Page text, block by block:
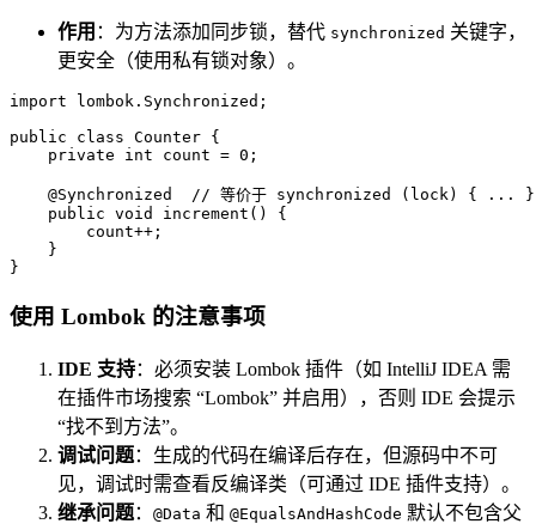
作用 ：为方法添加同步锁，替代 synchronized 关键字，
更安全（使用私有锁对象）。
import lombok.Synchronized;
public
class Counter {
private
int count = 0 ;
@Synchronized
// 等价于 synchronized (lock) { ... }
public void increment ()
{
        count++;
    }
}
使用 Lombok 的注意事项
IDE 支持：必须安装 Lombok 插件（如 IntelliJ IDEA 需
在插件市场搜索 “Lombok” 并启用），否则 IDE 会提示
“找不到方法”。
调试问题：生成的代码在编译后存在，但源码中不可
见，调试时需查看反编译类（可通过 IDE 插件支持）。
继承问题： @Data 和 @EqualsAndHashCode 默认不包含父